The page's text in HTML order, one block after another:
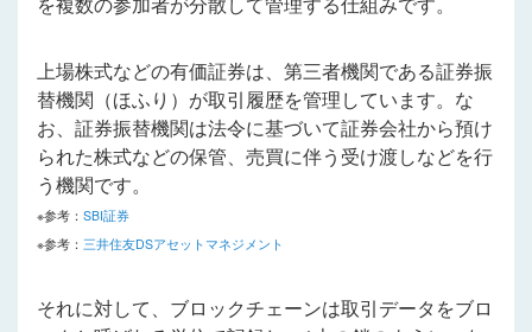
上場株式などの有価証券は、第三者機関である証券振
替機関（ほふり）が取引履歴を管理しています。な
お、証券振替機関は法令に基づいて証券会社から預け
られた株式などの保管、売買に伴う受け渡しなどを行
う機関です。
※参考： SBI証券
※参考： 三井住友DSアセットマネジメント
それに対して、ブロックチェーンは取引データをブロ